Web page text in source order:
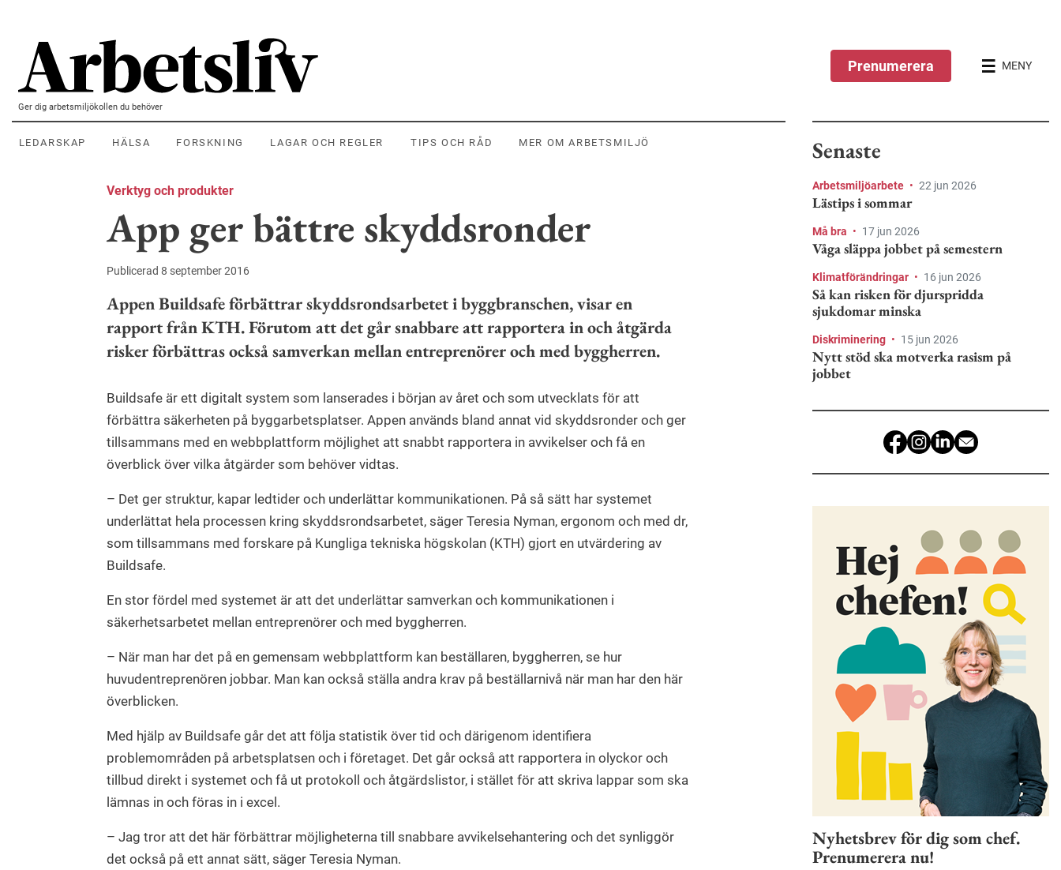
Ger dig arbetsmiljökollen du behöver
LEDARSKAP HÄLSA FORSKNING LAGAR OCH REGLER TIPS OCH RÅD MER OM ARBETSMILJÖ
Prenumerera MENY
Verktyg och produkter
App ger bättre skyddsronder
Publicerad 8 september 2016
Appen Buildsafe förbättrar skyddsrondsarbetet i byggbranschen, visar en
rapport från KTH. Förutom att det går snabbare att rapportera in och åtgärda
risker förbättras också samverkan mellan entreprenörer och med byggherren.
Buildsafe är ett digitalt system som lanserades i början av året och som utvecklats för att
förbättra säkerheten på byggarbetsplatser. Appen används bland annat vid skyddsronder och ger
tillsammans med en webbplattform möjlighet att snabbt rapportera in avvikelser och få en
överblick över vilka åtgärder som behöver vidtas.
– Det ger struktur, kapar ledtider och underlättar kommunikationen. På så sätt har systemet
underlättat hela processen kring skyddsrondsarbetet, säger Teresia Nyman, ergonom och med dr,
som tillsammans med forskare på Kungliga tekniska högskolan (KTH) gjort en utvärdering av
Buildsafe.
En stor fördel med systemet är att det underlättar samverkan och kommunikationen i
säkerhetsarbetet mellan entreprenörer och med byggherren.
– När man har det på en gemensam webbplattform kan beställaren, byggherren, se hur
huvudentreprenören jobbar. Man kan också ställa andra krav på beställarnivå när man har den här
överblicken.
Med hjälp av Buildsafe går det att följa statistik över tid och därigenom identifiera
problemområden på arbetsplatsen och i företaget. Det går också att rapportera in olyckor och
tillbud direkt i systemet och få ut protokoll och åtgärdslistor, i stället för att skriva lappar som ska
lämnas in och föras in i excel.
– Jag tror att det här förbättrar möjligheterna till snabbare avvikelsehantering och det synliggör
det också på ett annat sätt, säger Teresia Nyman.
Senaste
Arbetsmiljöarbete • 22 jun 2026
Lästips i sommar
Må bra • 17 jun 2026
Våga släppa jobbet på semestern
Klimatförändringar • 16 jun 2026
Så kan risken för djurspridda
sjukdomar minska
Diskriminering • 15 jun 2026
Nytt stöd ska motverka rasism på
jobbet
Nyhetsbrev för dig som chef.
Prenumerera nu!